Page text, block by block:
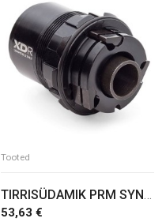
Tooted
53,63 €